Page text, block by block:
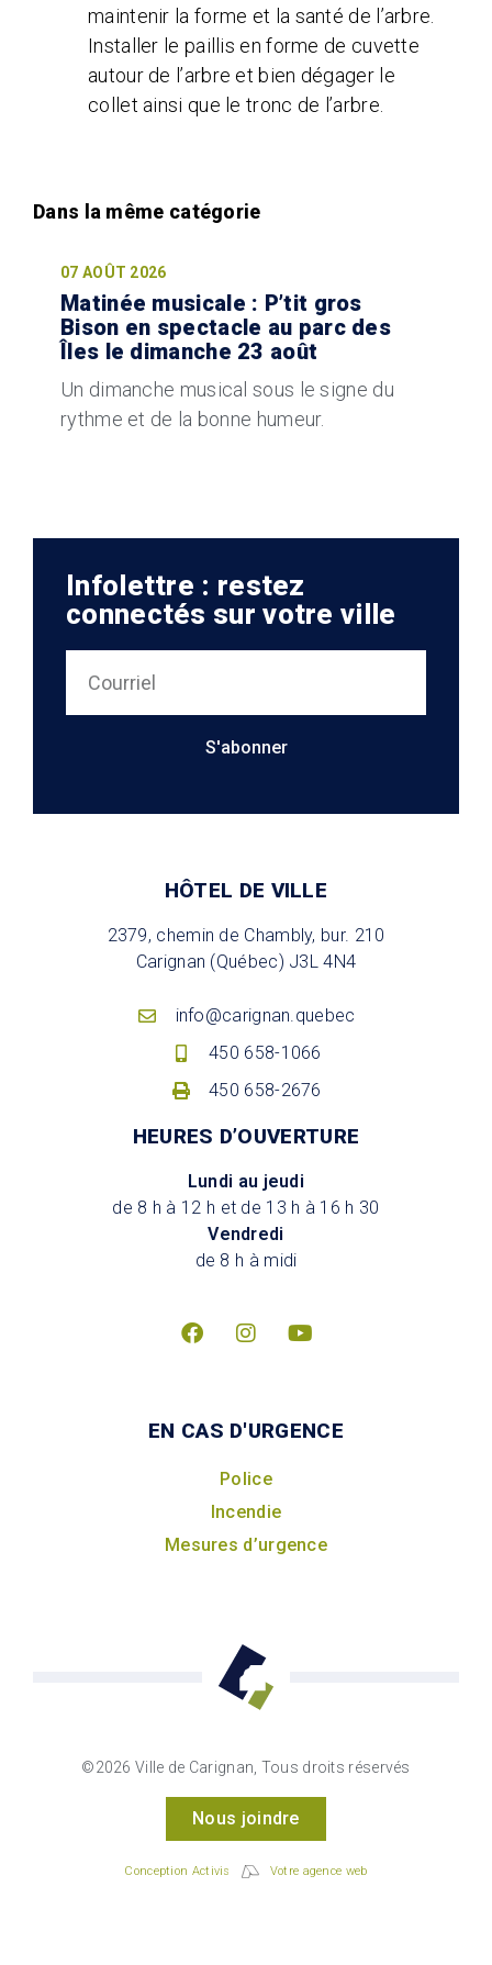
maintenir la forme et la santé de l’arbre.
Installer le paillis en forme de cuvette
autour de l’arbre et bien dégager le
collet ainsi que le tronc de l’arbre.
07 AOÛT 2026
Matinée musicale : P’tit gros
Bison en spectacle au parc des
Îles le dimanche 23 août
Un dimanche musical sous le signe du
rythme et de la bonne humeur.
Infolettre : restez
connectés sur votre ville
S'abonner
HÔTEL DE VILLE
2379, chemin de Chambly, bur. 210
Carignan (Québec) J3L 4N4
info@carignan.quebec
450 658-1066
450 658-2676
HEURES D’OUVERTURE
Lundi au jeudi
de 8 h à 12 h et de 13 h à 16 h 30
Vendredi
de 8 h à midi
EN CAS D'URGENCE
Police
Incendie
Mesures d’urgence
©2026 Ville de Carignan, Tous droits réservés
Nous joindre
Conception Activis Votre agence web